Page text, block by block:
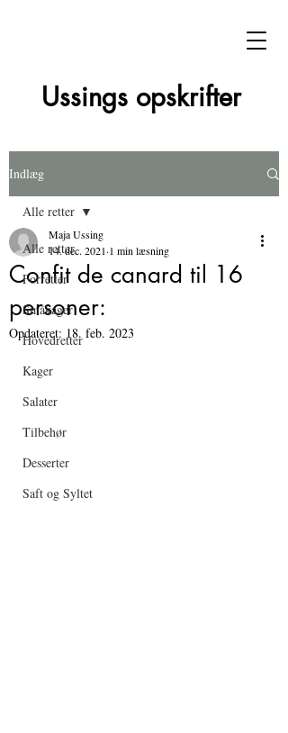
Ussings opskrifter
Indlæg
Alle retter
Forretter
Småkager
Hovedretter
Kager
Salater
Tilbehør
Desserter
Saft og Syltet
Alle retter
Confit de canard til 16
personer:
Maja Ussing
14. dec. 2021 1 min læsning
Opdateret: 18. feb. 2023